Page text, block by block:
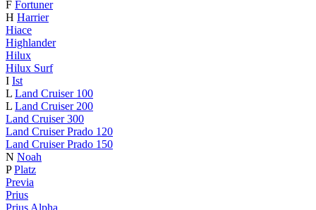
F Fortuner
H Harrier
Hiace
Highlander
Hilux
Hilux Surf
I Ist
L Land Cruiser 100
L Land Cruiser 200
Land Cruiser 300
Land Cruiser Prado 120
Land Cruiser Prado 150
N Noah
P Platz
Previa
Prius
Prius Alpha